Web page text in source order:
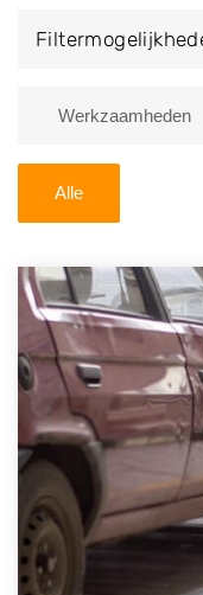
van Driel en
Zoekt u liever naar
U kunt er ook voor
verkopen en op te
Ophaaldienst van
auto gratis
contact op of maak
direct een
aanvragen? Dat
kenteken in en
Wij kunnen u
eigenlijk alle
Alle